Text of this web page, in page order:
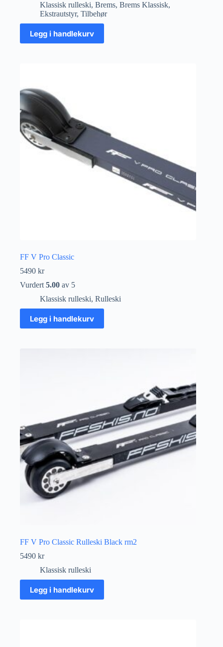
Klassisk rulleski, Brems, Brems Klassisk,
Ekstrautstyr, Tilbehør
Legg i handlekurv
FF V Pro Classic
5490 kr
Vurdert 5.00 av 5
Klassisk rulleski, Rulleski
Legg i handlekurv
FF V Pro Classic Rulleski Black rm2
5490 kr
Klassisk rulleski
Legg i handlekurv